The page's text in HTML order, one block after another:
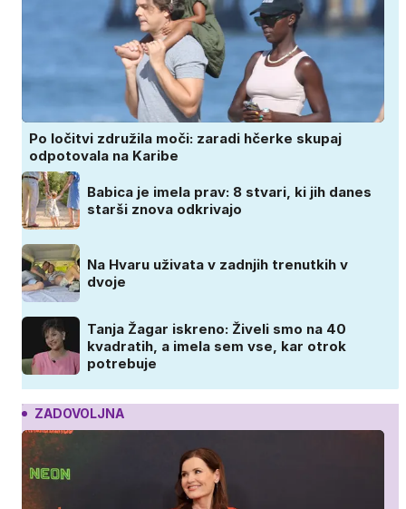
Po ločitvi združila moči: zaradi hčerke skupaj
odpotovala na Karibe
Babica je imela prav: 8 stvari, ki jih danes
starši znova odkrivajo
Na Hvaru uživata v zadnjih trenutkih v
dvoje
Tanja Žagar iskreno: Živeli smo na 40
kvadratih, a imela sem vse, kar otrok
potrebuje
ZADOVOLJNA